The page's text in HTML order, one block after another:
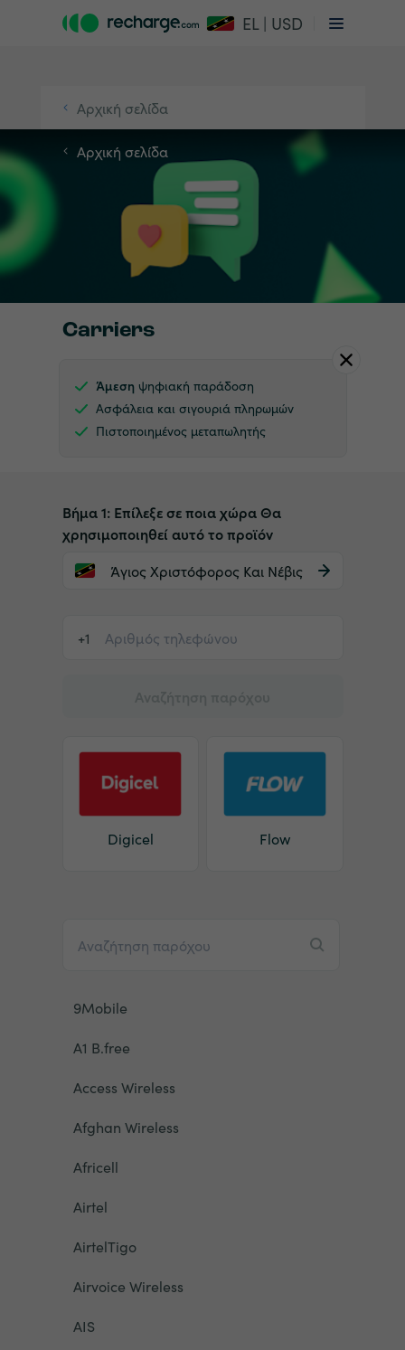
EL | USD
Αρχική σελίδα
Αρχική σελίδα
Carriers
Άμεση ψηφιακή παράδοση
Ασφάλεια και σιγουριά πληρωμών
Πιστοποιημένος μεταπωλητής
Βήμα 1: Επίλεξε σε ποια χώρα Θα
χρησιμοποιηθεί αυτό το προϊόν
Άγιος Χριστόφορος Και Νέβις
+1
Digicel Flow
9Mobile
A1 B.free
Access Wireless
Afghan Wireless
Africell
Airtel
AirtelTigo
Airvoice Wireless
AIS